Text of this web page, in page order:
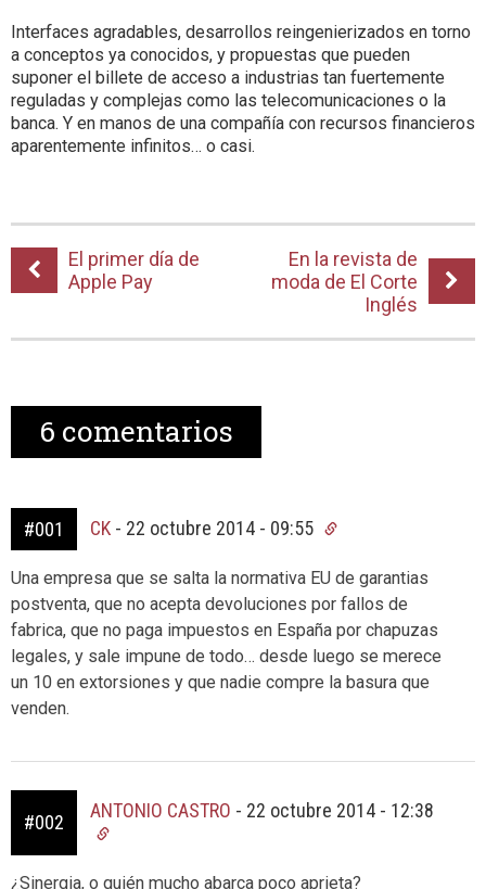
Interfaces agradables, desarrollos reingenierizados en torno
a conceptos ya conocidos, y propuestas que pueden
suponer el billete de acceso a industrias tan fuertemente
reguladas y complejas como las telecomunicaciones o la
banca. Y en manos de una compañía con recursos financieros
aparentemente infinitos… o casi.
El primer día de
Apple Pay
En la revista de
moda de El Corte
Inglés
6 comentarios
#001 CK - 22 octubre 2014 - 09:55
Una empresa que se salta la normativa EU de garantias
postventa, que no acepta devoluciones por fallos de
fabrica, que no paga impuestos en España por chapuzas
legales, y sale impune de todo… desde luego se merece
un 10 en extorsiones y que nadie compre la basura que
venden.
#002
ANTONIO CASTRO - 22 octubre 2014 - 12:38
¿Sinergia, o quién mucho abarca poco aprieta?